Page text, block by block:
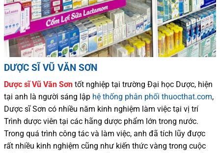
DƯỢC SĨ VŨ VĂN SƠN
Dược sĩVũ Văn Sơn tốt nghiệp tại trường Đại học Dược, hiện
tại anh là người sáng lập hệ thống phân phối thuocthat.com,
Dược sĩSơn có nhiều năm kinh nghiệm làm việc tại vị trí
Trình dược viên tại các hãng dược phẩm lớn trong nước.
Trong quá trình công tác và làm việc, anh đã tích lũy được
rất nhiều kinh nghiệm cũng như kiến thức vàng trong cuộc